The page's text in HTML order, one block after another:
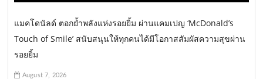
แมคโดนัลด์ ตอกย้ำพลังแห่งรอยยิ้ม ผ่านแคมเปญ ‘McDonald’s
Touch of Smile’ สนับสนุนให้ทุกคนได้มีโอกาสสัมผัสความสุขผ่าน
รอยยิ้ม
August 7, 2026